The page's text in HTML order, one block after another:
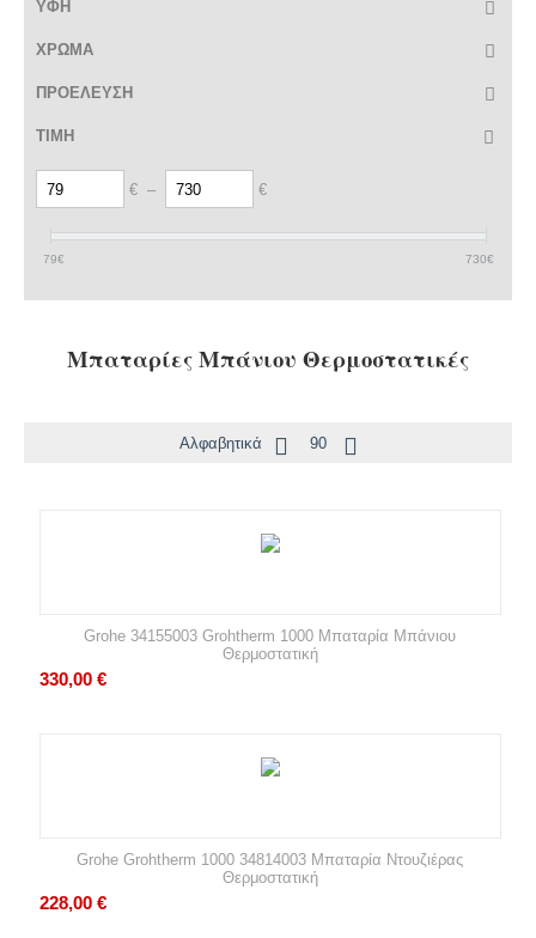
ΥΦΗ
ΧΡΩΜΑ
ΠΡΟΕΛΕΥΣΗ
ΤΙΜΗ
€ – €
79€ 730€
Μπαταρίες Μπάνιου Θερμοστατικές
Αλφαβητικά 90
Grohe 34155003 Grohtherm 1000 Μπαταρία Μπάνιου
Θερμοστατική
330,00 €
Grohe Grohtherm 1000 34814003 Μπαταρία Ντουζιέρας
Θερμοστατική
228,00 €